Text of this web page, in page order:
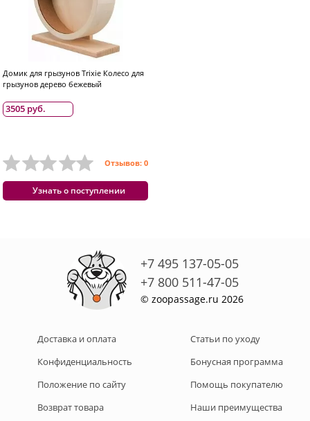
Домик для грызунов Trixie Колесо для
грызунов дерево бежевый
3505 руб.
Отзывов: 0
Узнать о поступлении
+7 495 137-05-05
+7 800 511-47-05
© zoopassage.ru 2026
Доставка и оплата
Конфиденциальность
Положение по сайту
Возврат товара
Статьи по уходу
Бонусная программа
Помощь покупателю
Наши преимущества